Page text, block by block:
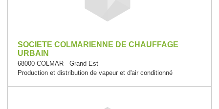
SOCIETE COLMARIENNE DE CHAUFFAGE
URBAIN
68000 COLMAR - Grand Est
Production et distribution de vapeur et d'air conditionné